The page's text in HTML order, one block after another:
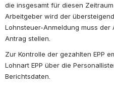
die insgesamt für diesen
Arbeitgeber wird der
Lohnsteuer-Anmeldung muss
Antrag stellen.
Zur Kontrolle der gezahlten EPP
Lohnart EPP über die
Berichtsdaten.